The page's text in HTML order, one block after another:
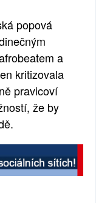
popová
a
kritizovala
pravicoví
že by